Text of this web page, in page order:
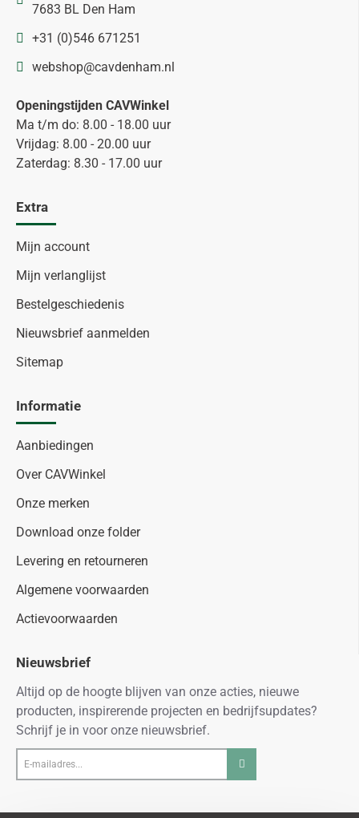
7683 BL Den Ham
+31 (0)546 671251
webshop@cavdenham.nl
Openingstijden CAVWinkel
Ma t/m do: 8.00 - 18.00 uur
Vrijdag: 8.00 - 20.00 uur
Zaterdag: 8.30 - 17.00 uur
Extra
Mijn account
Mijn verlanglijst
Bestelgeschiedenis
Nieuwsbrief aanmelden
Sitemap
Informatie
Aanbiedingen
Over CAVWinkel
Onze merken
Download onze folder
Levering en retourneren
Algemene voorwaarden
Actievoorwaarden
Nieuwsbrief
Altijd op de hoogte blijven van onze acties, nieuwe
producten, inspirerende projecten en bedrijfsupdates?
Schrijf je in voor onze nieuwsbrief.
mailadres...